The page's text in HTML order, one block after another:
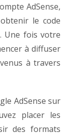
AdSense,
le code
Une fois votre
à diffuser
à travers
AdSense sur
placer les
des formats